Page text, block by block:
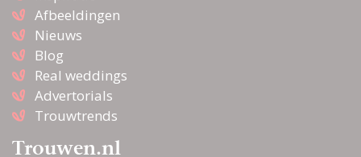
Afbeeldingen
Nieuws
Blog
Real weddings
Advertorials
Trouwtrends
Trouwen.nl